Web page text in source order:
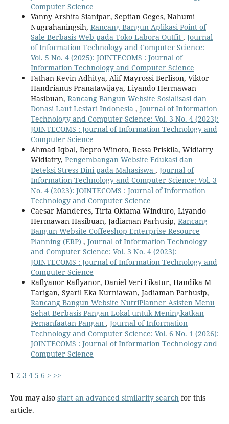
Computer Science
Vanny Arshita Sianipar, Septian Geges, Nahumi
Nugrahaningsih, Rancang Bangun Aplikasi Point of
Sale Berbasis Web pada Toko Labora Outfit , Journal
of Information Technology and Computer Science:
Vol. 5 No. 4 (2025): JOINTECOMS : Journal of
Information Technology and Computer Science
Fathan Kevin Adhitya, Alif Mayrossi Berlison, Viktor
Handrianus Pranatawijaya, Liyando Hermawan
Hasibuan, Rancang Bangun Website Sosialisasi dan
Donasi Laut Lestari Indonesia , Journal of Information
Technology and Computer Science: Vol. 3 No. 4 (2023):
JOINTECOMS : Journal of Information Technology and
Computer Science
Ahmad Iqbal, Depro Winoto, Ressa Priskila, Widiatry
Widiatry, Pengembangan Website Edukasi dan
Deteksi Stress Dini pada Mahasiswa , Journal of
Information Technology and Computer Science: Vol. 3
No. 4 (2023): JOINTECOMS : Journal of Information
Technology and Computer Science
Caesar Manderes, Tirta Oktama Winduro, Liyando
Hermawan Hasibuan, Jadiaman Parhusip, Rancang
Bangun Website Coffeeshop Enterprise Resource
Planning (ERP) , Journal of Information Technology
and Computer Science: Vol. 3 No. 4 (2023):
JOINTECOMS : Journal of Information Technology and
Computer Science
Raflyanor Raflyanor, Daniel Veri Fikatur, Handika M
Tarigan, Syaril Eka Kurniawan, Jadiaman Parhusip,
Rancang Bangun Website NutriPlanner Asisten Menu
Sehat Berbasis Pangan Lokal untuk Meningkatkan
Pemanfaatan Pangan , Journal of Information
Technology and Computer Science: Vol. 6 No. 1 (2026):
JOINTECOMS : Journal of Information Technology and
Computer Science
1 2 3 4 5 6 > >>
You may also start an advanced similarity searchfor this
article.